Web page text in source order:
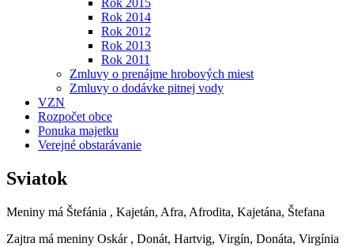
Rok 2015
Rok 2014
Rok 2012
Rok 2013
Rok 2011
Zmluvy o prenájme hrobových miest
Zmluvy o dodávke pitnej vody
VZN
Rozpočet obce
Ponuka majetku
Verejné obstarávanie
Sviatok
Meniny má Štefánia , Kajetán, Afra, Afrodita, Kajetána, Štefana
Zajtra má meniny Oskár , Donát, Hartvig, Virgín, Donáta, Virgínia